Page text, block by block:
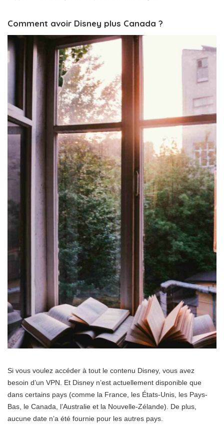
Comment avoir Disney plus Canada ?
Si vous voulez accéder à tout le contenu Disney, vous avez
besoin d’un VPN. Et Disney n’est actuellement disponible que
dans certains pays (comme la France, les États-Unis, les Pays-
Bas, le Canada, l’Australie et la Nouvelle-Zélande). De plus,
aucune date n’a été fournie pour les autres pays.